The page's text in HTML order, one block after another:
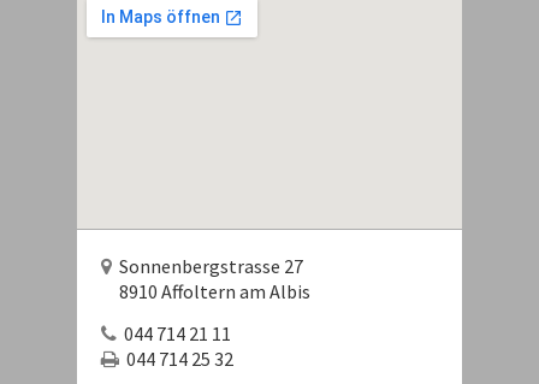
Sonnenbergstrasse 27
8910 Affoltern am Albis
044 714 21 11
044 714 25 32